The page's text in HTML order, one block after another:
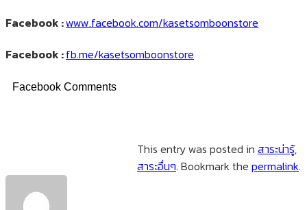
Facebook :www.facebook.com/kasetsomboonstore
Facebook :fb.me/kasetsomboonstore
Facebook Comments
This entry was posted in สาระน่ารู้,
สาระอื่นๆ. Bookmark the permalink.